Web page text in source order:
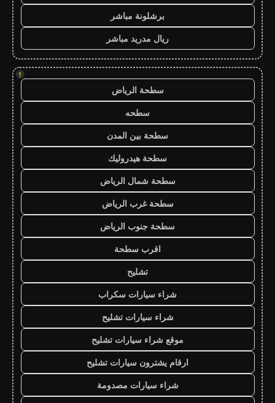
برشلونة مباشر
ريال مدريد مباشر
!
سطحة الرياض
سطحه
سطحة بين المدن
سطحة هيدروليك
سطحة شمال الرياض
سطحة غرب الرياض
سطحة جنوب الرياض
اقرب سطحة
تشليح
شراء سيارات سكراب
شراء سيارات تشليح
موقع شراء سيارات تشليح
ارقام يشترون سيارات تشليح
شراء سيارات مصدومة